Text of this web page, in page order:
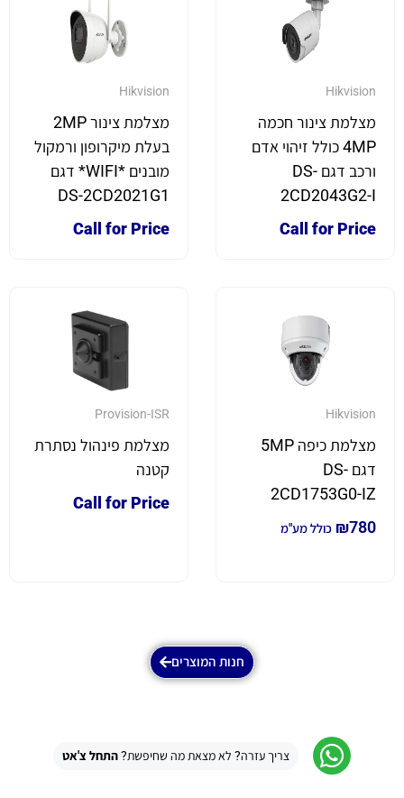
Hikvision
מצלמת צינור חכמה
4MP כולל זיהוי אדם
ורכב דגם DS-
2CD2043G2-I
Call for Price
Hikvision
מצלמת צינור 2MP
בעלת מיקרופון ורמקול
מובנים *WIFI* דגם
DS-2CD2021G1
Call for Price
Hikvision
מצלמת כיפה 5MP
דגם DS-
2CD1753G0-IZ
₪780 כולל מע"מ
Provision-ISR
מצלמת פינהול נסתרת
קטנה
Call for Price
חנות המוצרים
צריך עזרה? לא מצאת מה שחיפשת?התחל צ'אט